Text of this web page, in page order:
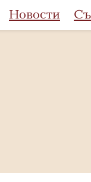
Новости